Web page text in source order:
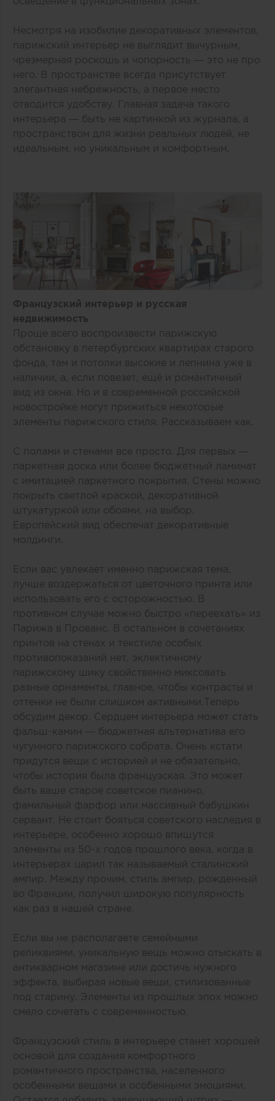
Несмотря на изобилие декоративных элементов,
парижский интерьер не выглядит вычурным,
чрезмерная роскошь и чопорность — это не про
него. В пространстве всегда присутствует
элегантная небрежность, а первое место
отводится удобству. Главная задача такого
интерьера — быть не картинкой из журнала, а
пространством для жизни реальных людей, не
идеальным, но уникальным и комфортным.
Французский интерьер и русская
недвижимость
Проще всего воспроизвести парижскую
обстановку в петербургских квартирах старого
фонда, там и потолки высокие и лепнина уже в
наличии, а, если повезет, ещё и романтичный
вид из окна. Но и в современной российской
новостройке могут прижиться некоторые
элементы парижского стиля. Рассказываем как.
С полами и стенами все просто. Для первых —
паркетная доска или более бюджетный ламинат
с имитацией паркетного покрытия. Стены можно
покрыть светлой краской, декоративной
штукатуркой или обоями, на выбор.
Европейский вид обеспечат декоративные
молдинги.
Если вас увлекает именно парижская тема,
лучше воздержаться от цветочного принта или
использовать его с осторожностью. В
противном случае можно быстро «переехать» из
Парижа в Прованс. В остальном в сочетаниях
принтов на стенах и текстиле особых
противопоказаний нет, эклектичному
парижскому шику свойственно миксовать
разные орнаменты, главное, чтобы контрасты и
оттенки не были слишком активными.Теперь
обсудим декор. Сердцем интерьера может стать
фальш-камин — бюджетная альтернатива его
чугунного парижского собрата. Очень кстати
придутся вещи с историей и не обязательно,
чтобы история была французская. Это может
быть ваше старое советское пианино,
фамильный фарфор или массивный бабушкин
сервант. Не стоит бояться советского наследия в
интерьере, особенно хорошо впишутся
элементы из 50-х годов прошлого века, когда в
интерьерах царил так называемый сталинский
ампир. Между прочим, стиль ампир, рожденный
во Франции, получил широкую популярность
как раз в нашей стране.
Если вы не располагаете семейными
реликвиями, уникальную вещь можно отыскать в
антикварном магазине или достичь нужного
эффекта, выбирая новые вещи, стилизованные
под старину. Элементы из прошлых эпох можно
смело сочетать с современностью.
Французский стиль в интерьере станет хорошей
основой для создания комфортного
романтичного пространства, населенного
особенными вещами и особенными эмоциями.